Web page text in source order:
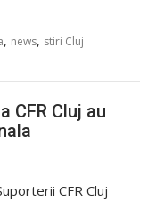
, news, stiri Cluj
CFR Cluj au
CFR Cluj